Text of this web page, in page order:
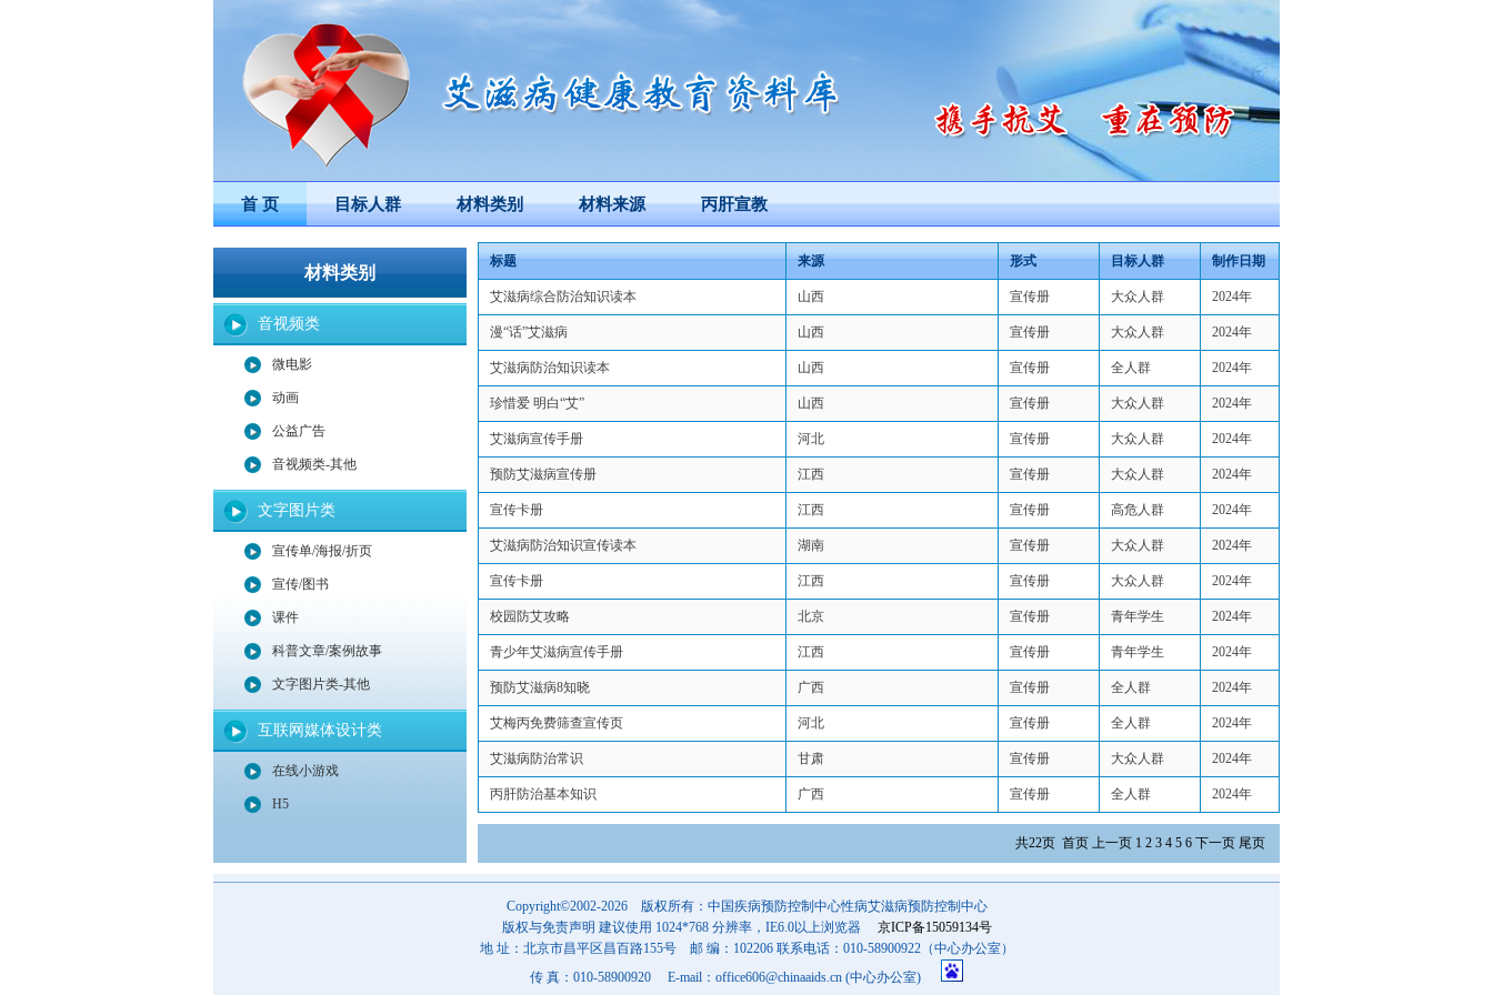
首 页 目标人群 材料类别 材料来源 丙肝宣教
材料类别
音视频类
微电影
动画
公益广告
音视频类-其他
文字图片类
宣传单/海报/折页
宣传/图书
课件
科普文章/案例故事
文字图片类-其他
互联网媒体设计类
在线小游戏
H5
标题 来源 形式 目标人群 制作日期
艾滋病综合防治知识读本 山西 宣传册 大众人群 2024年
漫“话”艾滋病 山西 宣传册 大众人群 2024年
艾滋病防治知识读本 山西 宣传册 全人群 2024年
珍惜爱 明白“艾” 山西 宣传册 大众人群 2024年
艾滋病宣传手册 河北 宣传册 大众人群 2024年
预防艾滋病宣传册 江西 宣传册 大众人群 2024年
宣传卡册 江西 宣传册 高危人群 2024年
艾滋病防治知识宣传读本 湖南 宣传册 大众人群 2024年
宣传卡册 江西 宣传册 大众人群 2024年
校园防艾攻略 北京 宣传册 青年学生 2024年
青少年艾滋病宣传手册 江西 宣传册 青年学生 2024年
预防艾滋病8知晓 广西 宣传册 全人群 2024年
艾梅丙免费筛查宣传页 河北 宣传册 全人群 2024年
艾滋病防治常识 甘肃 宣传册 大众人群 2024年
丙肝防治基本知识 广西 宣传册 全人群 2024年
共22页 首页 上一页 1 2 3 4 5 6 下一页 尾页
Copyright©2002-2026 版权所有：中国疾病预防控制中心性病艾滋病预防控制中心
版权与免责声明 建议使用 1024*768 分辨率，IE6.0以上浏览器 京ICP备15059134号
地 址：北京市昌平区昌百路155号 邮 编：102206 联系电话：010-58900922（中心办公室）
传 真：010-58900920 E-mail：office606@chinaaids.cn (中心办公室)